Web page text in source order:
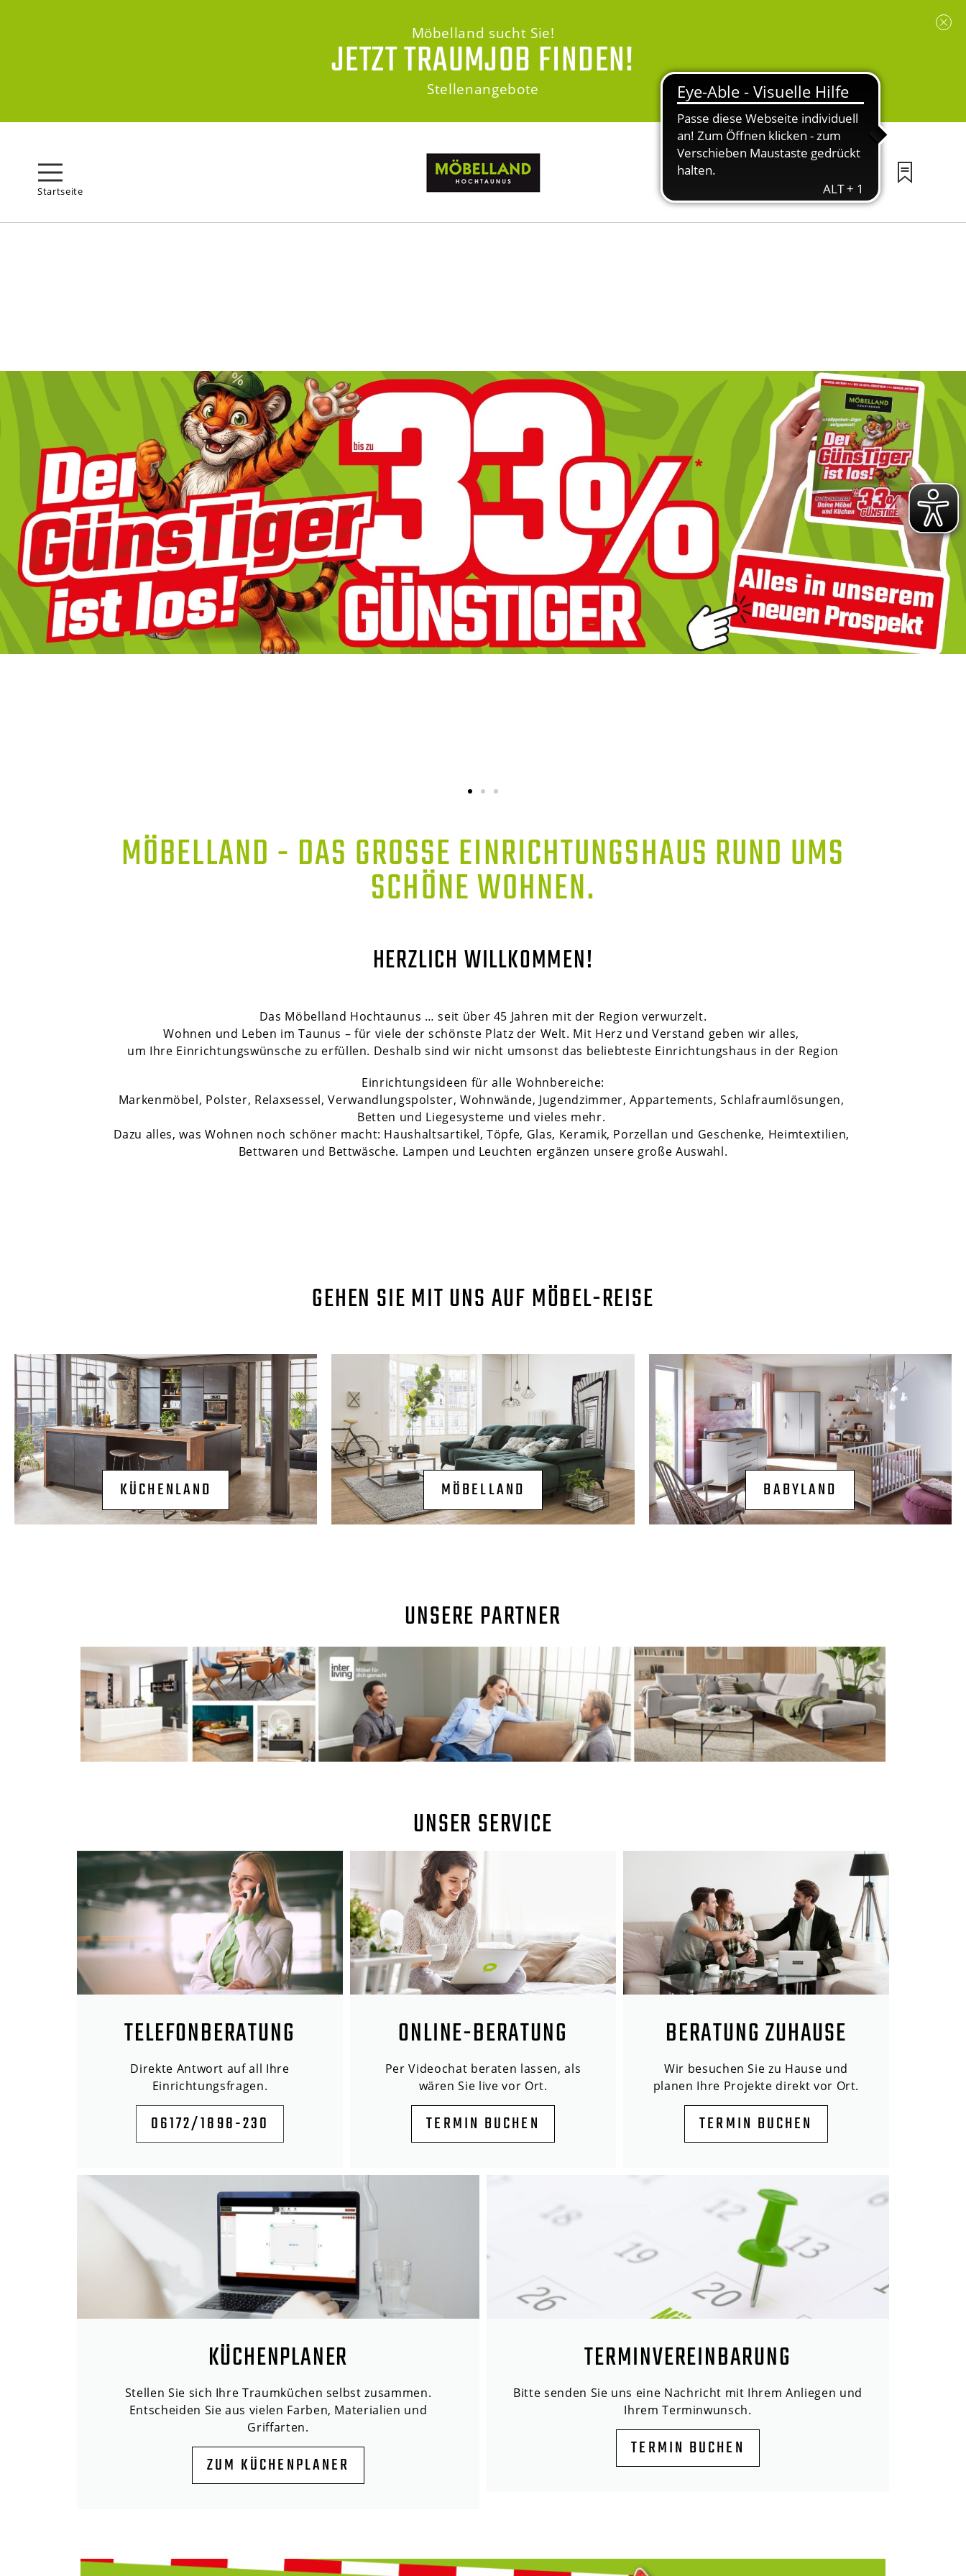
Möbelland sucht Sie!
JETZT TRAUMJOB FINDEN!
Stellenangebote
Startseite
MÖBELLAND - DAS GROSSE EINRICHTUNGSHAUS RUND UMS S
CHÖNE WOHNEN.
HERZLICH WILLKOMMEN!
Das Möbelland Hochtaunus … seit über 45 Jahren mit der Region verwurzelt.
Wohnen und Leben im Taunus – für viele der schönste Platz der Welt. Mit Herz und Verstand geben wir alles,
um Ihre Einrichtungswünsche zu erfüllen. Deshalb sind wir nicht umsonst das beliebteste Einrichtungshaus in der Region
Einrichtungsideen für alle Wohnbereiche:
Markenmöbel, Polster, Relaxsessel, Verwandlungspolster, Wohnwände, Jugendzimmer, Appartements, Schlafraumlösungen,
Betten und Liegesysteme und vieles mehr.
Dazu alles, was Wohnen noch schöner macht: Haushaltsartikel, Töpfe, Glas, Keramik, Porzellan und Geschenke, Heimtextilien,
Bettwaren und Bettwäsche. Lampen und Leuchten ergänzen unsere große Auswahl.
GEHEN SIE MIT UNS AUF MÖBEL-REISE
KÜCHENLAND MÖBELLAND BABYLAND
UNSERE PARTNER
UNSER SERVICE
TELEFONBERATUNG
Direkte Antwort auf all Ihre
Einrichtungsfragen.
06172/1898-230
ONLINE-BERATUNG
Per Videochat beraten lassen, als
wären Sie live vor Ort.
TERMIN BUCHEN
BERATUNG ZUHAUSE
Wir besuchen Sie zu Hause und
planen Ihre Projekte direkt vor Ort.
TERMIN BUCHEN
KÜCHENPLANER
Stellen Sie sich Ihre Traumküchen selbst zusammen.
Entscheiden Sie aus vielen Farben, Materialien und
Griffarten.
ZUM KÜCHENPLANER
TERMINVEREINBARUNG
Bitte senden Sie uns eine Nachricht mit Ihrem Anliegen und
Ihrem Terminwunsch.
TERMIN BUCHEN